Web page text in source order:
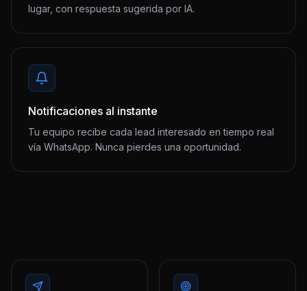
lugar, con respuesta sugerida por IA.
Notificaciones al instante
Tu equipo recibe cada lead interesado en tiempo real
vía WhatsApp. Nunca pierdes una oportunidad.